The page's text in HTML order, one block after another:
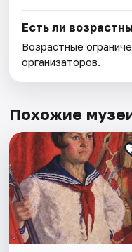
Есть ли
Возрастные
организаторов.
Похожие